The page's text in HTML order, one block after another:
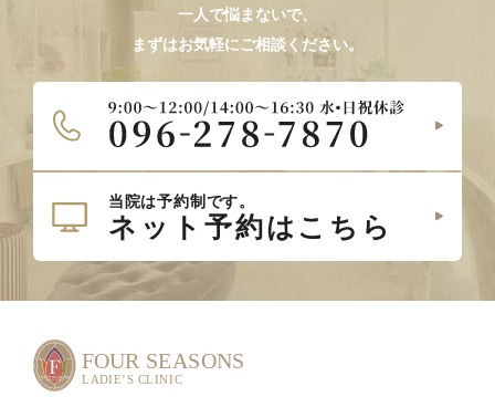
一人で悩まないで、
まずはお気軽にご相談ください。